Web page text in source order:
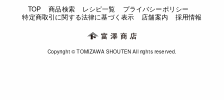
TOP 商品検索 レシピ一覧
プライバシーポリシー
特定商取引に関する法律に基づく表示
店舗案内 採用情報
Copyright © TOMIZAWA SHOUTEN All rights reserved.